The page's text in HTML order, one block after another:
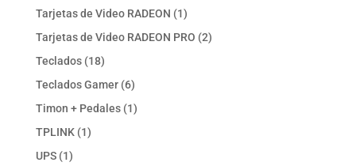
productos
Tarjetas de Video RADEON 11
producto
Tarjetas de Video RADEON PRO 22
Teclados 1818
productos
Teclados Gamer 66
productos
Timon + Pedales 11
TPLINK 11
UPS 11